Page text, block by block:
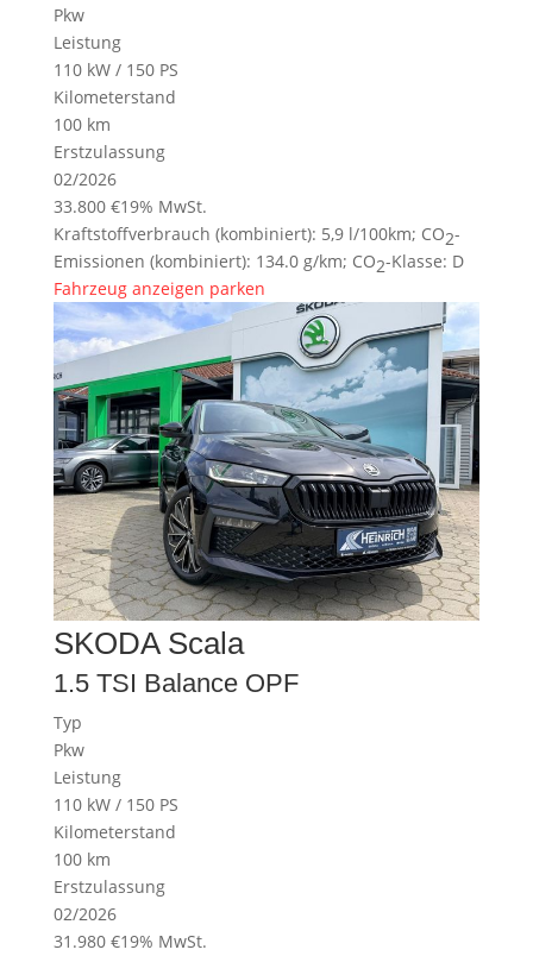
Pkw
Leistung
110 kW / 150 PS
Kilometerstand
100 km
Erstzulassung
02/2026
33.800 €19% MwSt.
Kraftstoffverbrauch (kombiniert): 5,9 l/100km; CO2-
Emissionen (kombiniert): 134.0 g/km; CO2-Klasse: D
Fahrzeug anzeigen parken
SKODA Scala
1.5 TSI Balance OPF
Typ
Pkw
Leistung
110 kW / 150 PS
Kilometerstand
100 km
Erstzulassung
02/2026
31.980 €19% MwSt.